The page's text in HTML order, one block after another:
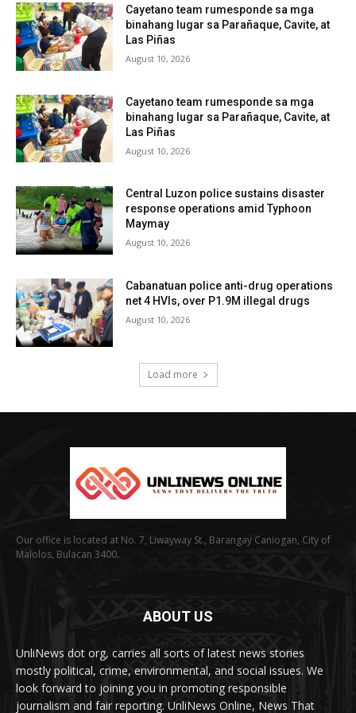
Cayetano team rumesponde sa mga
binahang lugar sa Parañaque, Cavite, at
Las Piñas
August 10, 2026
Cayetano team rumesponde sa mga
binahang lugar sa Parañaque, Cavite, at
Las Piñas
August 10, 2026
Central Luzon police sustains disaster
response operations amid Typhoon
Maymay
August 10, 2026
Cabanatuan police anti-drug operations
net 4 HVIs, over P1.9M illegal drugs
August 10, 2026
Load more
Our office is located at No. 7, Liwayway St., Barangay Caniogan, City of
Malolos, Bulacan 3400.
ABOUT US
UnliNews dot org, carries all sorts of latest news stories
mostly political, crime, environmental, and social issues. We
look forward to joining you in promoting responsible
journalism and fair reporting. UnliNews Online, News That